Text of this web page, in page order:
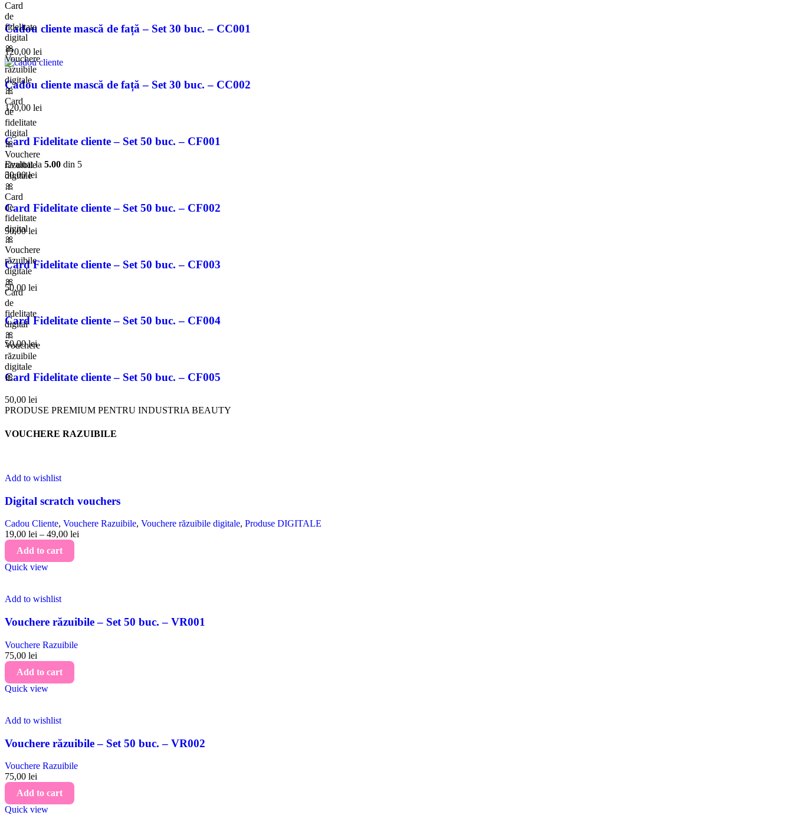
Card
de
fidelitate
digital
🎀
Vouchere
răzuibile
digitale
🎀
Card
de
fidelitate
digital
🎀
Vouchere
răzuibile
digitale
🎀
Card
de
fidelitate
digital
🎀
Vouchere
răzuibile
digitale
🎀
Card
de
fidelitate
digital
🎀
Vouchere
răzuibile
digitale
🎀
Cadou cliente mască de față – Set 30 buc. – CC001
120,00 lei
Cadou cliente mască de față – Set 30 buc. – CC002
120,00 lei
Card Fidelitate cliente – Set 50 buc. – CF001
Evaluat la 5.00 din 5
50,00lei
Card Fidelitate cliente – Set 50 buc. – CF002
50,00lei
Card Fidelitate cliente – Set 50 buc. – CF003
50,00 lei
Card Fidelitate cliente – Set 50 buc. – CF004
50,00lei
Card Fidelitate cliente – Set 50 buc. – CF005
50,00 lei
PRODUSE PREMIUM PENTRU INDUSTRIA BEAUTY
VOUCHERE RAZUIBILE
Add to wishlist
Digital scratch vouchers
Cadou Cliente, Vouchere Razuibile, Vouchere răzuibile digitale, Produse DIGITALE
19,00 lei – 49,00 lei
Add to cart
Quick view
Add to wishlist
Vouchere răzuibile – Set 50 buc. – VR001
Vouchere Razuibile
75,00 lei
Add to cart
Quick view
Add to wishlist
Vouchere răzuibile – Set 50 buc. – VR002
Vouchere Razuibile
75,00 lei
Add to cart
Quick view